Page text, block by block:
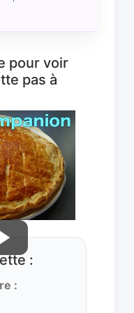
pour voir
pas à
:
: